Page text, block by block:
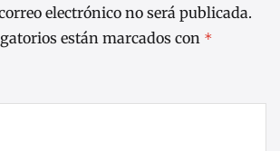
electrónico no será publicada.
están marcados con *